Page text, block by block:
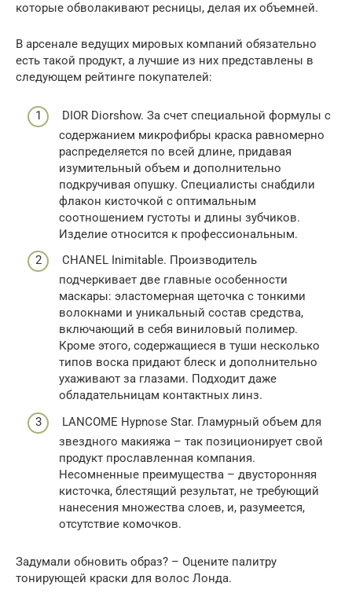
которые обволакивают ресницы, делая их объемней.
В арсенале ведущих мировых компаний обязательно
есть такой продукт, а лучшие из них представлены в
следующем рейтинге покупателей:
DIOR Diorshow. За счет специальной формулы с
содержанием микрофибры краска равномерно
распределяется по всей длине, придавая
изумительный объем и дополнительно
подкручивая опушку. Специалисты снабдили
флакон кисточкой с оптимальным
соотношением густоты и длины зубчиков.
Изделие относится к профессиональным.
CHANEL Inimitable. Производитель
подчеркивает две главные особенности
маскары: эластомерная щеточка с тонкими
волокнами и уникальный состав средства,
включающий в себя виниловый полимер.
Кроме этого, содержащиеся в туши несколько
типов воска придают блеск и дополнительно
ухаживают за глазами. Подходит даже
обладательницам контактных линз.
LANCOME Hypnose Star. Гламурный объем для
звездного макияжа – так позиционирует свой
продукт прославленная компания.
Несомненные преимущества – двусторонняя
кисточка, блестящий результат, не требующий
нанесения множества слоев, и, разумеется,
отсутствие комочков.
Задумали обновить образ? – Оцените палитру
тонирующей краски для волос Лонда.